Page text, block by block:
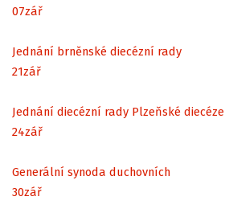
07zář
Jednání brněnské diecézní rady
21zář
Jednání diecézní rady Plzeňské diecéze
24zář
Generální synoda duchovních
30zář